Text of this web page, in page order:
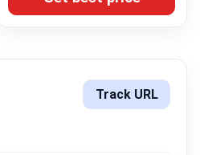
Track URL